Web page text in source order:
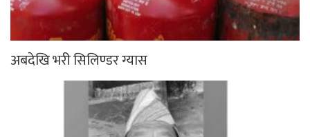
मंगलामा आधुनिक पशुपालन अभियान
अन्नपूर्ण गाउँपालिकाको सकस :